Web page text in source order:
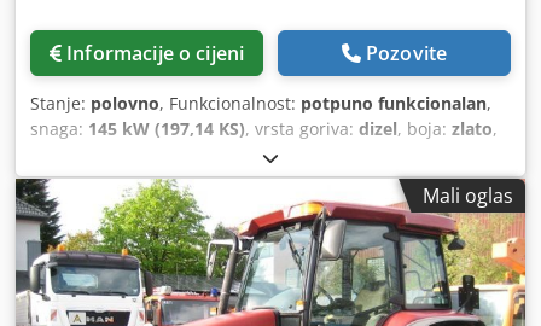
Informacije o cijeni Pozovite
Stanje: polovno, Funkcionalnost: potpuno funkcionalan,
snaga: 145 kW (197,14 KS), vrsta goriva: dizel, boja: zlato,
, Godina izgradnje:
sati:8.000 h, Oprema:centralizirani sustav za
podmazivanje, kabina, klima-uređaj, Mali oglas